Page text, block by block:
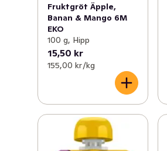
Fruktgröt Äpple,
Banan & Mango 6M
EKO
100 g, Hipp
15,50 kr
155,00 kr /kg